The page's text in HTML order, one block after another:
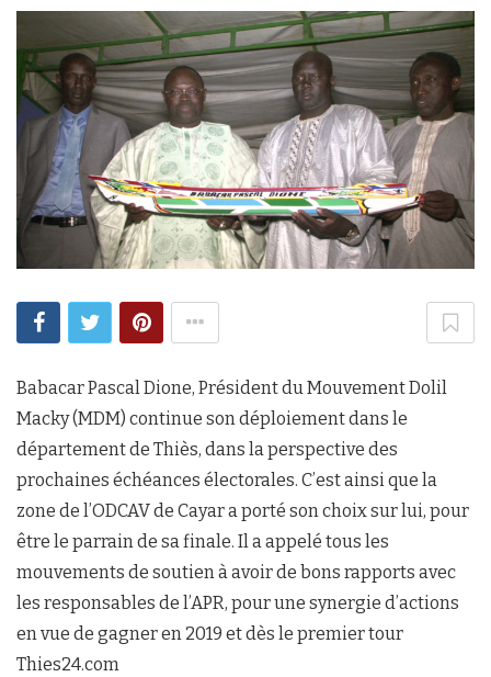
Babacar Pascal Dione, Président du Mouvement Dolil
Macky (MDM) continue son déploiement dans le
département de Thiès, dans la perspective des
prochaines échéances électorales. C’est ainsi que la
zone de l’ODCAV de Cayar a porté son choix sur lui, pour
être le parrain de sa finale. Il a appelé tous les
mouvements de soutien à avoir de bons rapports avec
les responsables de l’APR, pour une synergie d’actions
en vue de gagner en 2019 et dès le premier tour
Thies24.com